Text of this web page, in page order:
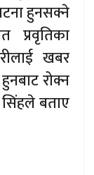
हुनसक्ने
प्रवृतिका
खबर
रोक्न
बताए